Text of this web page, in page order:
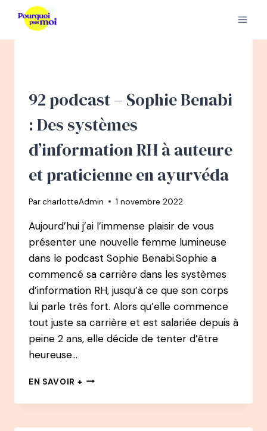
contenu
92 podcast – Sophie Benabi
: Des systèmes
d’information RH à auteure
et praticienne en ayurvéda
ParcharlotteAdmin 1 novembre 2022
Aujourd’hui j’ai l’immense plaisir de vous
présenter une nouvelle femme lumineuse
dans le podcast Sophie Benabi.Sophie a
commencé sa carrière dans les systèmes
d’information RH, jusqu’à ce que son corps
lui parle très fort. Alors qu’elle commence
tout juste sa carrière et est salariée depuis à
peine 2 ans, elle décide de tenter d’être
heureuse…
EN SAVOIR + 92
–
BENABI